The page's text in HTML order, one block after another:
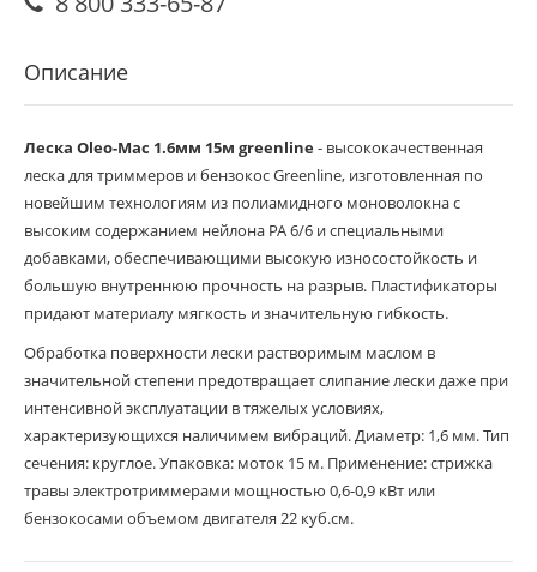
Описание
Леска Oleo-Mac 1.6мм 15м greenline- высококачественная
леска для триммеров и бензокос Greenline, изготовленная по
новейшим технологиям из полиамидного моноволокна с
высоким содержанием нейлона РА 6/6 и специальными
добавками, обеспечивающими высокую износостойкость и
большую внутреннюю прочность на разрыв. Пластификаторы
придают материалу мягкость и значительную гибкость.
Обработка поверхности лески растворимым маслом в
значительной степени предотвращает слипание лески даже при
интенсивной эксплуатации в тяжелых условиях,
характеризующихся наличимем вибраций. Диаметр: 1,6 мм. Тип
сечения: круглое. Упаковка: моток 15 м. Применение: стрижка
травы электротриммерами мощностью 0,6-0,9 кВт или
бензокосами объемом двигателя 22 куб.см.